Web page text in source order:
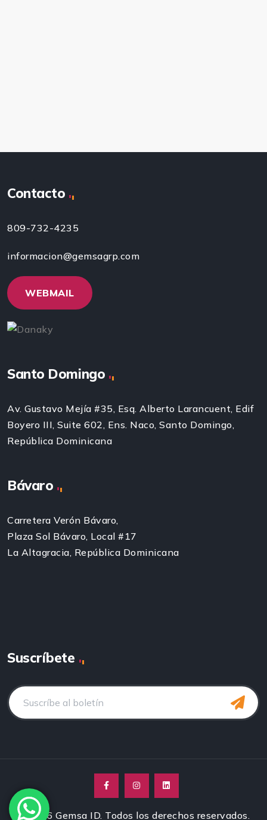
Contacto
809-732-4235
informacion@gemsagrp.com
WEBMAIL
Santo Domingo
Av. Gustavo Mejía #35, Esq. Alberto Larancuent, Edif
Boyero III, Suite 602, Ens. Naco, Santo Domingo,
República Dominicana
Bávaro
Carretera Verón Bávaro,
Plaza Sol Bávaro, Local #17
La Altagracia, República Dominicana
Suscríbete
© 2026 Gemsa ID. Todos los derechos reservados.